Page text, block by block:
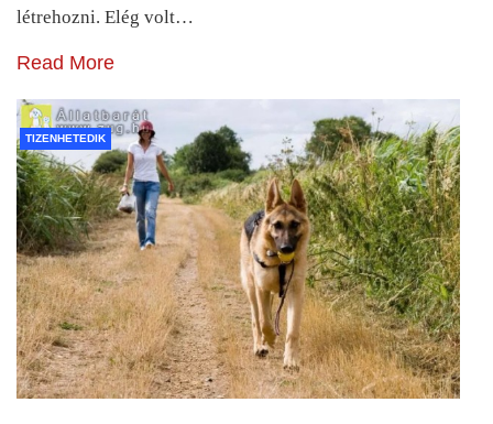
létrehozni. Elég volt…
Read More
TIZENHETEDIK